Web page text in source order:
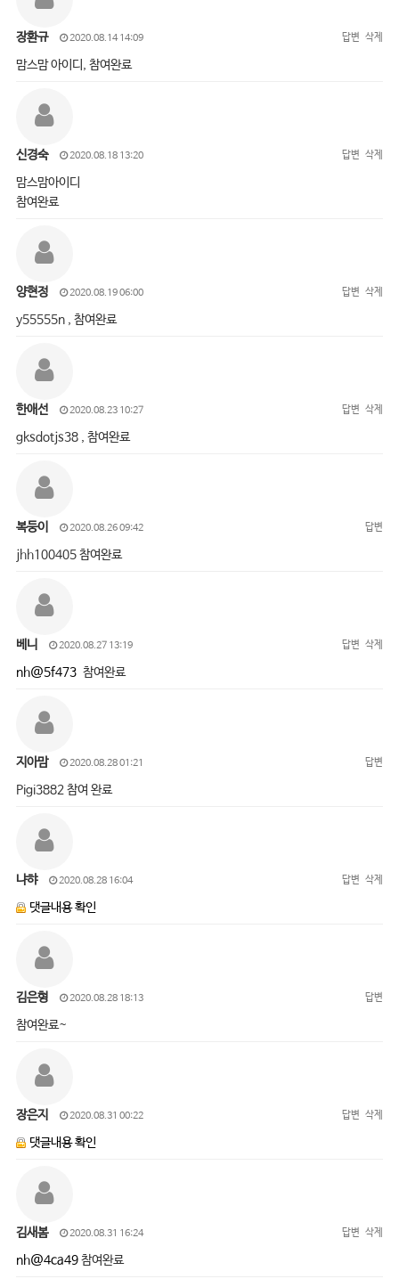
장환규 2020.08.14 14:09 답변 삭제
맘스맘 아이디, 참여완료
신경숙 2020.08.18 13:20 답변 삭제
맘스맘아이디
참여완료
양현정 2020.08.19 06:00 답변 삭제
y55555n , 참여완료
한애선 2020.08.23 10:27 답변 삭제
gksdotjs38 , 참여완료
복둥이 2020.08.26 09:42 답변
jhh100405 참여완료
베니 2020.08.27 13:19 답변 삭제
nh@5f473참여완료
지아맘 2020.08.28 01:21 답변
Pigi3882 참여 완료
냐햐 2020.08.28 16:04 답변 삭제
댓글내용 확인
김은형 2020.08.28 18:13 답변
참여완료~
장은지 2020.08.31 00:22 답변 삭제
댓글내용 확인
김새봄 2020.08.31 16:24 답변 삭제
nh@4ca49참여완료